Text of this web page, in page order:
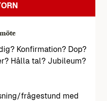
Konfirmation? Dop?
Hålla tal? Jubileum?
frågestund med